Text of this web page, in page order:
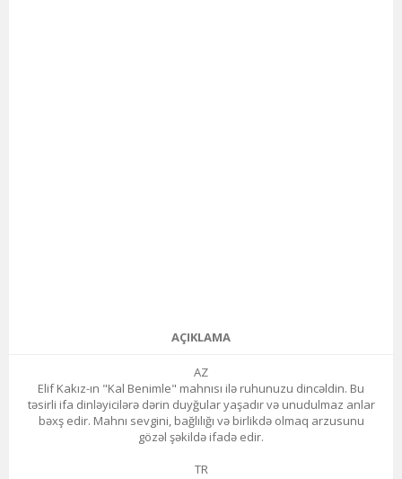
AÇIKLAMA
AZ
Elif Kakız-ın "Kal Benimle" mahnısı ilə ruhunuzu dincəldin. Bu
təsirli ifa dinləyicilərə dərin duyğular yaşadır və unudulmaz anlar
bəxş edir. Mahnı sevgini, bağlılığı və birlikdə olmaq arzusunu
gözəl şəkildə ifadə edir.
TR